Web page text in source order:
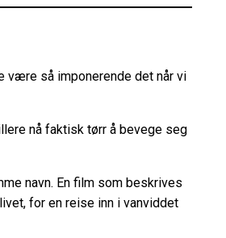
være så imponerende det når vi
nå faktisk tørr å bevege seg
navn. En film som beskrives
for en reise inn i vanviddet